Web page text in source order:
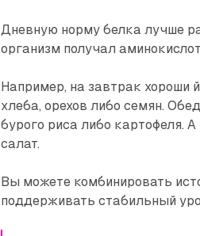
Дневную норму белка лучше
организм получал
Например, на завтрак хороши
хлеба, орехов либо семян.
бурого риса либо картофеля.
салат.
Вы можете комбинировать
поддерживать стабильный